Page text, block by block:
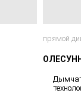
прямой